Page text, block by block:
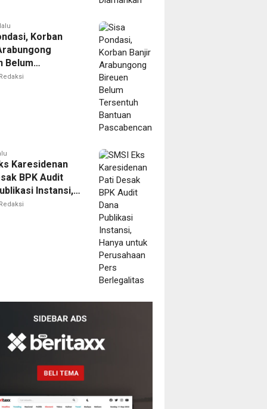
Korban
Belum
Bantuan
Redaksi
Karesidenan
BPK Audit
Instansi,
Perusahaan
Redaksi